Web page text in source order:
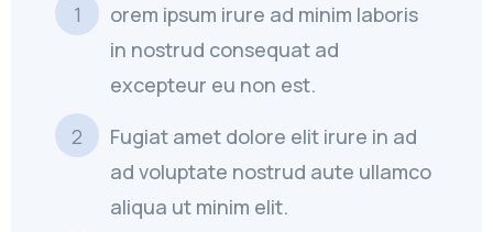
orem ipsum irure ad minim laboris
in nostrud consequat ad
excepteur eu non est.
Fugiat amet dolore elit irure in ad
ad voluptate nostrud aute ullamco
aliqua ut minim elit.